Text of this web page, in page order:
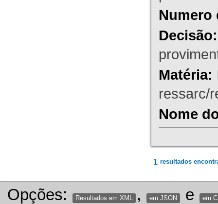
Numero
Decisão:
Matéria:
ressarc/
Nome
1 resultados
Opções: Resultados em XML , em JSON e em